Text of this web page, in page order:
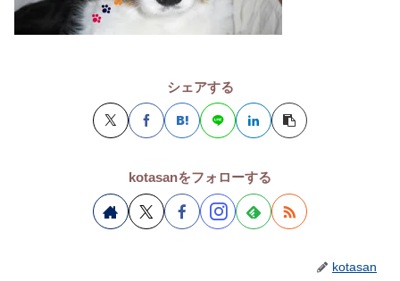
シェアする
kotasanをフォローする
kotasan